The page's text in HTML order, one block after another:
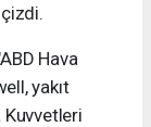
Hava
yakıt
Kuvvetleri